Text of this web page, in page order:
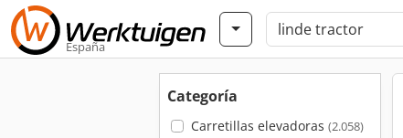
España
Categoría
Carretillas elevadoras (2.058)